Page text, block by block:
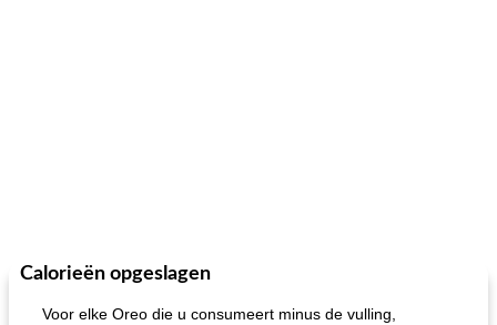
Calorieën opgeslagen
Voor elke Oreo die u consumeert minus de vulling,